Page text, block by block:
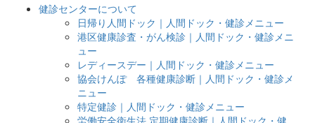
健診センターについて
日帰り人間ドック｜人間ドック・健診メニュー
港区健康診査・がん検診｜人間ドック・健診メニ
ュー
レディースデー｜人間ドック・健診メニュー
協会けんぽ 各種健康診断｜人間ドック・健診メ
ニュー
特定健診｜人間ドック・健診メニュー
労働安全衛生法 定期健康診断｜人間ドック・健